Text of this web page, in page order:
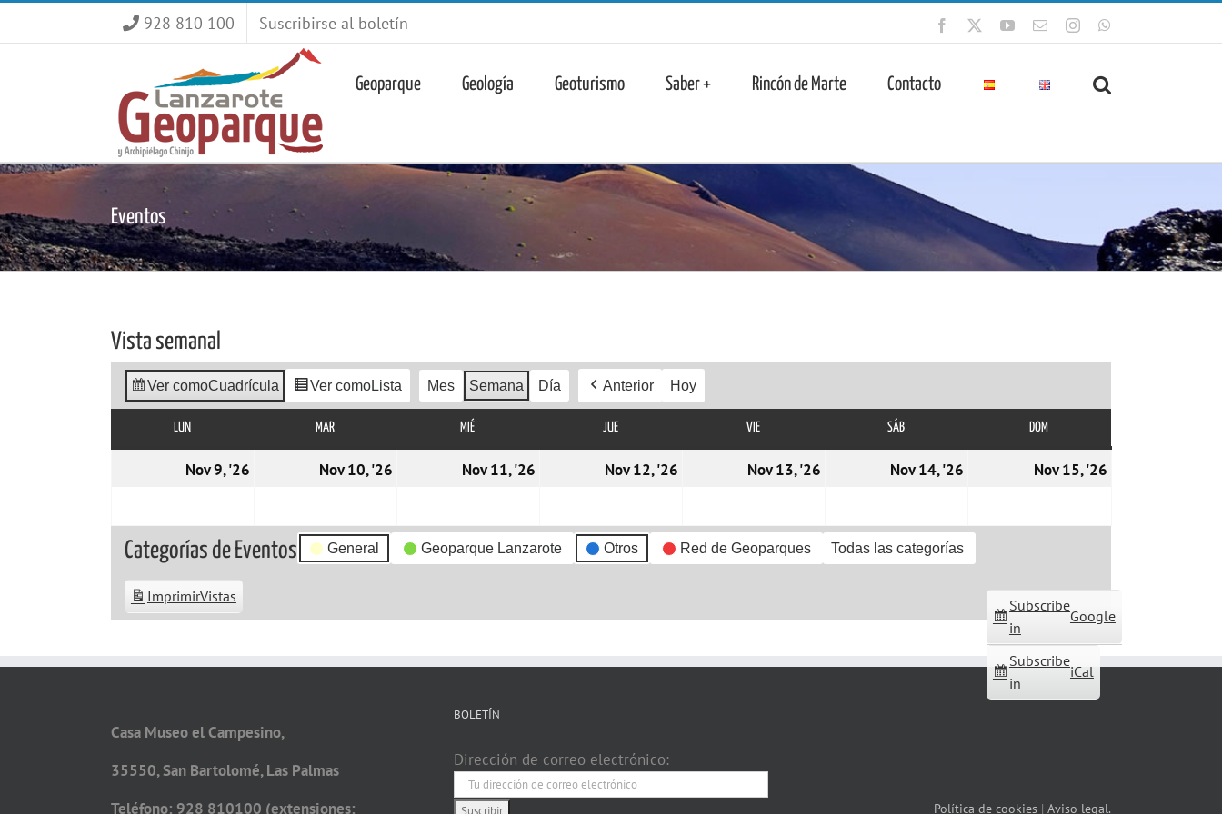
928 810 100 Suscribirse al boletín Facebook YouTube
CorreoInstagram
Geoparque Geología Geoturismo Saber + Rincón de Marte Contacto
Eventos
Vista semanal
Ver comoCuadrícula Ver comoLista Mes Semana Día Anterior Hoy
LUNLUNES MARMARTES MIÉ JUEJUEVES VIEVIERNES SÁBSÁBADO DOM
Nov 9, '26 09/11/2026Nov 10, '26 10/11/2026Nov 11, '26 11/11/2026Nov 12, '26 12/11/2026Nov 13, '26 13/11/2026Nov 14, '26 14/11/2026Nov 15, '26
Categorías de Eventos General Geoparque Lanzarote Otros Red de Geoparques Todas las categorías
Subscribe
in
Google
Subscribe
in
iCal
ImprimirVistas
Casa Museo el Campesino,
35550, San Bartolomé, Las Palmas
Teléfono: 928 810100 (extensiones:
BOLETÍN
Dirección de correo electrónico:
Política de cookies | Aviso legal.